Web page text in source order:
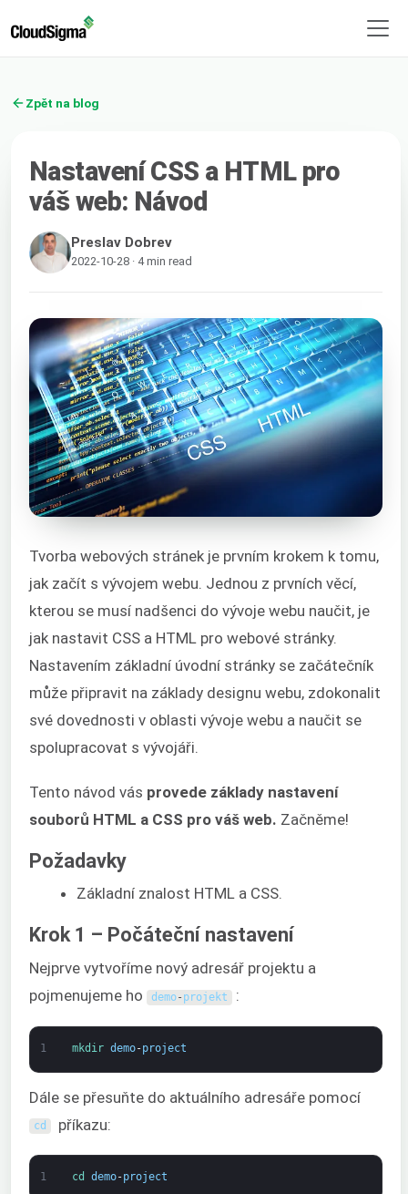
Zpět na blog
Nastavení CSS a HTML pro
váš web: Návod
Preslav Dobrev
2022-10-28 · 4 min read
Tvorba webových stránek je prvním krokem k tomu,
jak začít s vývojem webu. Jednou z prvních věcí,
kterou se musí nadšenci do vývoje webu naučit, je
jak nastavit CSS a HTML pro webové stránky.
Nastavením základní úvodní stránky se začátečník
může připravit na základy designu webu, zdokonalit
své dovednosti v oblasti vývoje webu a naučit se
spolupracovat s vývojáři.
Tento návod vás provede základy nastavení
souborů HTML a CSS pro váš web. Začněme!
Požadavky
Základní znalost HTML a CSS.
Krok 1 – Počáteční nastavení
Nejprve vytvoříme nový adresář projektu a
pojmenujeme ho
demo- projekt :
1 mkdir demo-project
Dále se přesuňte do aktuálního adresáře pomocí
cd příkazu:
1 cd demo-project